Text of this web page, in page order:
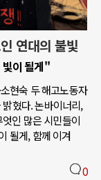
연대의 불빛
빛이 될게"
현숙 두 해고노동자
혔다. 논바이너리,
인 많은 시민들이
될게, 함께 이겨
0